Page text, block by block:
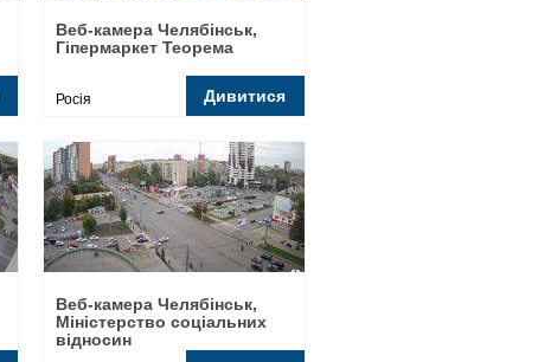
Веб-камера Челябінськ,
Гіпермаркет Теорема
Росія Дивитися
Веб-камера Челябінськ,
Міністерство соціальних
відносин